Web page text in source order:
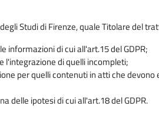
Studi di Firenze, quale Titolare del
informazioni di cui all'art.15 del GDPR;
l'integrazione di quelli incompleti;
per quelli contenuti in atti che
delle ipotesi di cui all'art.18 del GDPR.